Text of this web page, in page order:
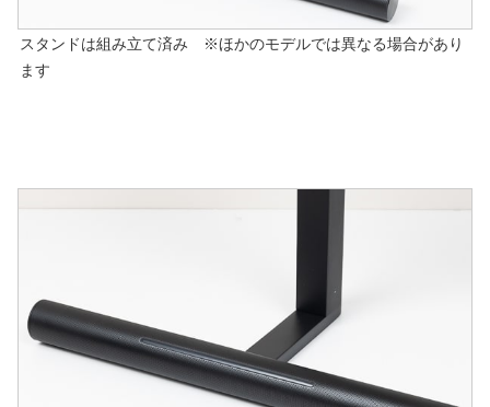
スタンドは組み立て済み ※ほかのモデルでは異なる場合があり
ます